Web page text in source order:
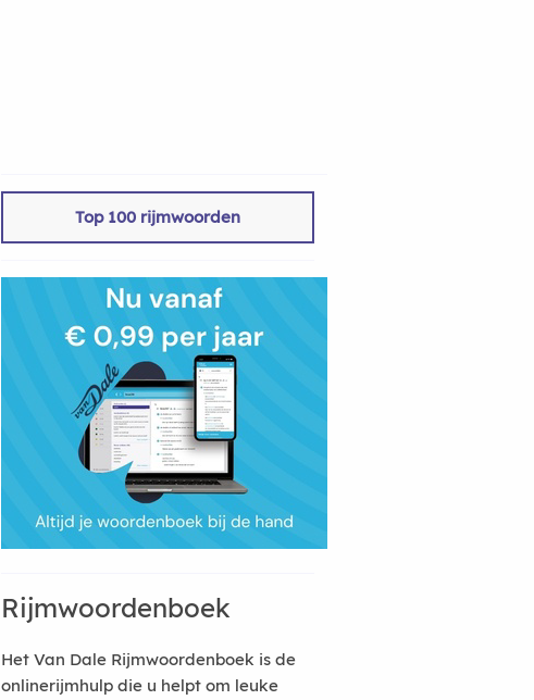
Top 100 rijmwoorden
Rijmwoordenboek
Het Van Dale Rijmwoordenboek is de
onlinerijmhulp die u helpt om leuke